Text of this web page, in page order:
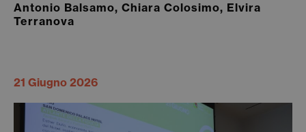
Antonio Balsamo, Chiara Colosimo, Elvira
Terranova
21 Giugno 2026